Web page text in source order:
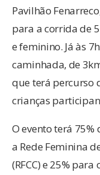
Pavilhão
para a corrida de
e feminino. Já às
caminhada, de
que terá percurso
crianças
O evento terá
a Rede Feminina
(RFCC) e 25%